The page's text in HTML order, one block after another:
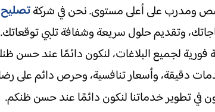
ومدرب على أعلى مستوى. نحن في شركة
وتقديم حلول سريعة وشفافة تلبي توقعاتك.
لجميع البلاغات، لنكون دائمًا عند حسن
دقيقة، وأسعار تنافسية، وحرص دائم على
في تطوير خدماتنا لنكون دائمًا عند حسن ظنكم.